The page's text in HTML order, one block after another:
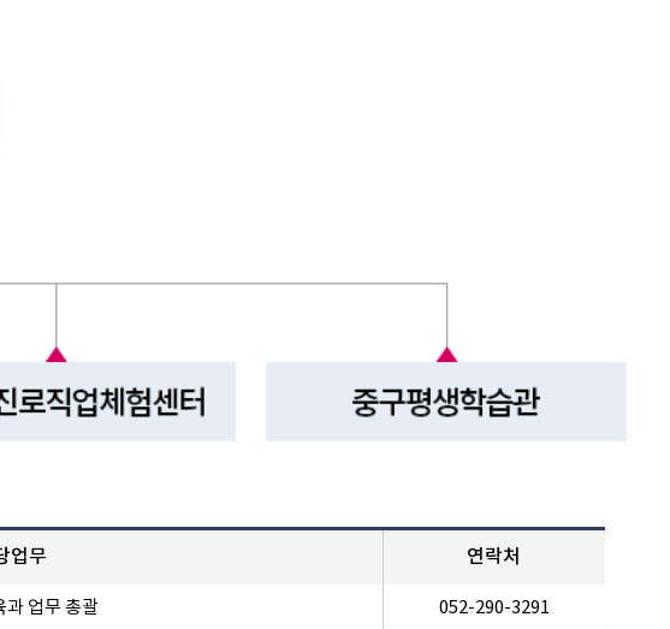
업무 연락처
과 업무 총괄 052-290-3291